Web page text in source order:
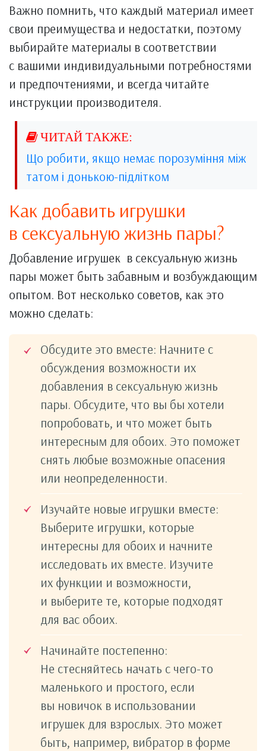
Важно помнить, что каждый материал имеет
свои преимущества и недостатки, поэтому
выбирайте материалы в соответствии
с вашими индивидуальными потребностями
и предпочтениями, и всегда читайте
инструкции производителя.
Що робити, якщо немає порозуміння між
татом і донькою-підлітком
Как добавить игрушки
в сексуальную жизнь пары?
Добавление игрушек в сексуальную жизнь
пары может быть забавным и возбуждающим
опытом. Вот несколько советов, как это
можно сделать:
Обсудите это вместе: Начните с
обсуждения возможности их
добавления в сексуальную жизнь
пары. Обсудите, что вы бы хотели
попробовать, и что может быть
интересным для обоих. Это поможет
снять любые возможные опасения
или неопределенности.
Изучайте новые игрушки вместе:
Выберите игрушки, которые
интересны для обоих и начните
исследовать их вместе. Изучите
их функции и возможности,
и выберите те, которые подходят
для вас обоих.
Начинайте постепенно:
Не стесняйтесь начать с чего-то
маленького и простого, если
вы новичок в использовании
игрушек для взрослых. Это может
быть, например, вибратор в форме